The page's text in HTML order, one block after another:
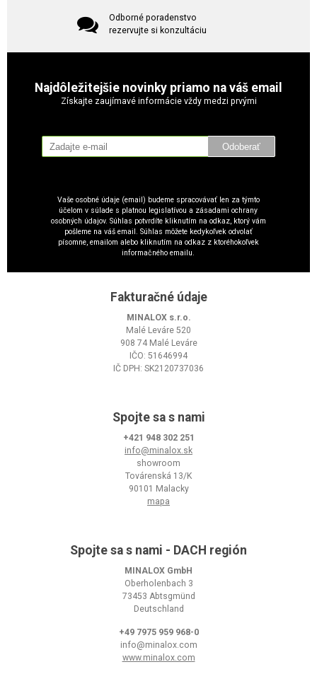
Odborné poradenstvo
rezervujte si konzultáciu
Najdôležitejšie novinky priamo na váš email
Získajte zaujímavé informácie vždy medzi prvými
Odoberať
Vaše osobné údaje (email) budeme spracovávať len za týmto
účelom v súlade s platnou legislatívou a zásadami ochrany
osobných údajov. Súhlas potvrdíte kliknutím na odkaz, ktorý vám
pošleme na váš email. Súhlas môžete kedykoľvek odvolať
písomne, emailom alebo kliknutím na odkaz z ktoréhokoľvek
informačného emailu.
Fakturačné údaje
MINALOX s.r.o.
Malé Leváre 520
908 74 Malé Leváre
IČO: 51646994
IČ DPH: SK2120737036
Spojte sa s nami
+421 948 302 251
info@minalox.sk
showroom
Továrenská 13/K
90101 Malacky
mapa
Spojte sa s nami - DACH región
MINALOX GmbH
Oberholenbach 3
73453 Abtsgmünd
Deutschland
+49 7975 959 968-0
info@minalox.com
www.minalox.com